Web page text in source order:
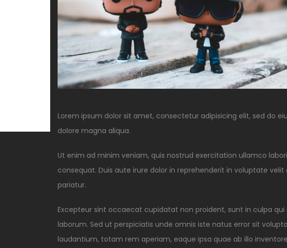
Lorem ipsum dolor sit amet, consectetur adipisicing elit, sed do
dolore magna aliqua.
Ut enim ad minim veniam, quis nostrud exercitation ullamco
consequat. Duis aute irure dolor in reprehenderit in voluptate
pariatur.
Excepteur sint occaecat cupidatat non proident, sunt in culpa
laborum. Sed ut perspiciatis unde omnis iste natus error sit
laudantium, totam rem aperiam, eaque ipsa quae ab illo